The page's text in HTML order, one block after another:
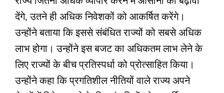
देंगे, उतने ही अधिक निवेशकों को आकर्षित करेंगे।
उन्होंने बताया कि इससे संबंधित राज्यों को सबसे अधिक
लाभ होगा। उन्होंने इस बजट का अधिकतम लाभ लेने के
लिए राज्यों के बीच प्रतिस्पर्धा को प्रोत्साहित किया।
उन्होंने कहा कि प्रगतिशील नीतियों वाले राज्य अपने